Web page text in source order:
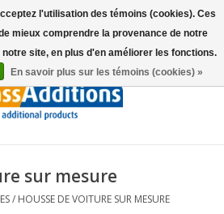
sur mesure
/ HOUSSE DE VOITURE SUR MESURE
l'utilisation des témoins (cookies). Ces
mieux comprendre la provenance de notre
site, en plus d'en améliorer les fonctions.
En savoir plus sur les témoins (cookies) »